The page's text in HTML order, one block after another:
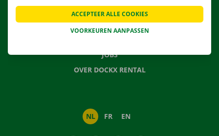
VEELGESTELDE VRAGEN
NIEUWS
JOBS
OVER DOCKX RENTAL
NL FR EN
VOORKEUREN AANPASSEN
ACCEPTEER ALLE COOKIES